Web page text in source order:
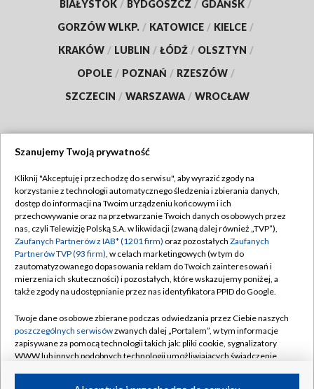
BIAŁYSTOK / BYDGOSZCZ / GDAŃSK /
GORZÓW WLKP. / KATOWICE / KIELCE /
KRAKÓW / LUBLIN / ŁÓDŹ / OLSZTYN /
OPOLE / POZNAŃ / RZESZÓW /
SZCZECIN / WARSZAWA / WROCŁAW
TVP
Abonament TVP
Emisja w TVP
Centrum informacji TVP
Naziemna Telewizja Cyfrowa
Rada Programowa
System NOS
Informacje o nadawcy
Regulamin TVP
Polityka prywatności
Moje zgody
Pomoc
Kontakt
Kanały
Szanujemy Twoją prywatność
Kliknij "Akceptuję i przechodzę do serwisu", aby wyrazić zgody na
korzystanie z technologii automatycznego śledzenia i zbierania danych,
dostęp do informacji na Twoim urządzeniu końcowym i ich
przechowywanie oraz na przetwarzanie Twoich danych osobowych przez
nas, czyli Telewizję Polską S.A. w likwidacji (zwaną dalej również „TVP”),
Zaufanych Partnerów z IAB* (1201 firm) oraz pozostałych Zaufanych
Partnerów TVP (93 firm), w celach marketingowych (w tym do
zautomatyzowanego dopasowania reklam do Twoich zainteresowań i
mierzenia ich skuteczności) i pozostałych, które wskazujemy poniżej, a
także zgody na udostępnianie przez nas identyfikatora PPID do Google.
Twoje dane osobowe zbierane podczas odwiedzania przez Ciebie naszych
poszczególnych serwisówzwanych dalej „Portalem”, w tym informacje
zapisywane za pomocą technologii takich jak: pliki cookie, sygnalizatory
WWW lub innych podobnych technologii umożliwiających świadczenie